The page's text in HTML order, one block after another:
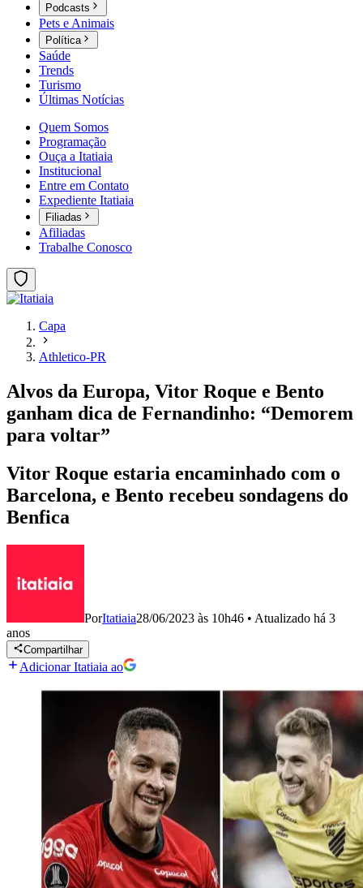
Podcasts
Pets e Animais
Política
Saúde
Trends
Turismo
Últimas Notícias
Quem Somos
Programação
Ouça a Itatiaia
Institucional
Entre em Contato
Expediente Itatiaia
Filiadas
Afiliadas
Trabalhe Conosco
Capa
Athletico-PR
Alvos da Europa, Vitor Roque e Bento
ganham dica de Fernandinho: “Demorem
para voltar”
Vitor Roque estaria encaminhado com o
Barcelona, e Bento recebeu sondagens do
Benfica
PorItatiaia28/06/2023 às 10h46 • Atualizado há 3
anos
Compartilhar
Adicionar Itatiaia ao